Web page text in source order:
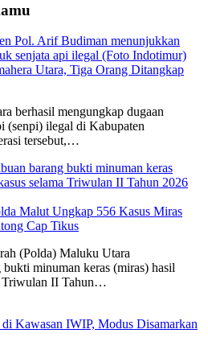
Utara, Tiga Orang Ditangkap
berhasil mengungkap dugaan
(senpi) ilegal di Kabupaten
tersebut,…
Malut Ungkap 556 Kasus Miras
Cap Tikus
(Polda) Maluku Utara
minuman keras (miras) hasil
Triwulan II Tahun…
Kawasan IWIP, Modus Disamarkan